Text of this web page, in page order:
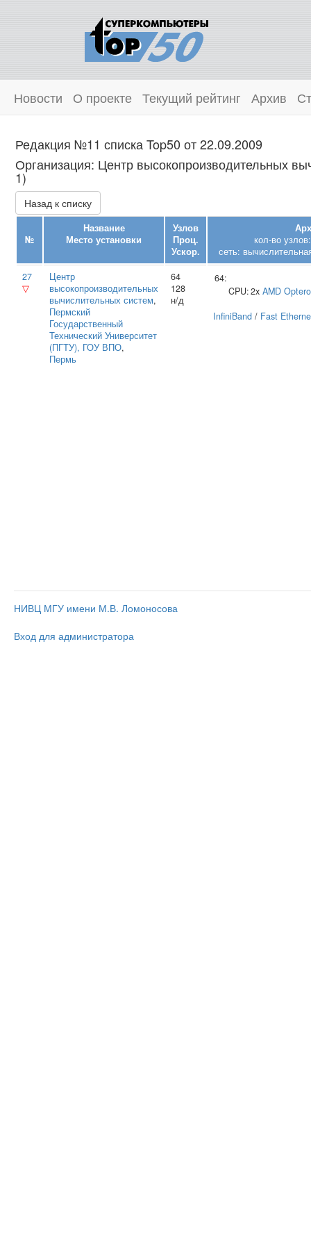
Новости О проекте Текущий рейтинг Архив
Редакция №11 списка Top50 от 22.09.2009
Организация: Центр высокопроизводительных
1)
Назад к списку
№
Название
Место установки
Узлов
Проц.
Ускор.
кол-во
сеть:
27
▽
Центр
высокопроизводительных
вычислительных систем,
Пермский
Государственный
Технический Университет
(ПГТУ), ГОУ ВПО,
Пермь
64
128
н/д
64:
CPU:2x AMD
InfiniBand / Fast
НИВЦ МГУ имени М.В. Ломоносова
Вход для администратора